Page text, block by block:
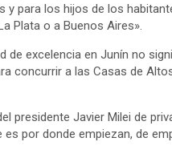
para los hijos de los
Plata o a Buenos Aires».
excelencia en Junín no
concurrir a las Casas de
presidente Javier Milei de
por donde empiezan, de